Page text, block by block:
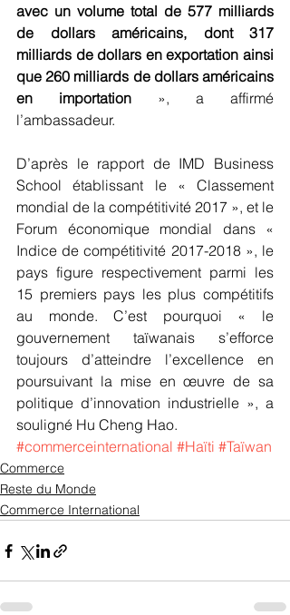
avec un volume total de 577 milliards
de dollars américains, dont 317
milliards de dollars en exportation ainsi
que 260 milliards de dollars américains
en importation », a affirmé
l’ambassadeur.
D’après le rapport de IMD Business
School établissant le « Classement
mondial de la compétitivité 2017 », et le
Forum économique mondial dans «
Indice de compétitivité 2017-2018 », le
pays figure respectivement parmi les
15 premiers pays les plus compétitifs
au monde. C’est pourquoi « le
gouvernement taïwanais s’efforce
toujours d’atteindre l’excellence en
poursuivant la mise en œuvre de sa
politique d’innovation industrielle », a
souligné Hu Cheng Hao.
#commerceinternational #Haïti #Taïwan
Commerce
Reste du Monde
Commerce International